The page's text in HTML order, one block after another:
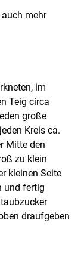
mehr
im
Teig circa
große
Kreis ca.
Mitte den
zu klein
kleinen Seite
und fertig
draufgeben